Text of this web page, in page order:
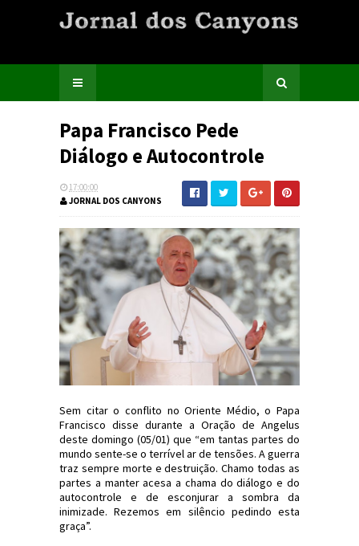
Papa Francisco Pede
Diálogo e Autocontrole
17:00:00
JORNAL DOS CANYONS
Sem citar o conflito no Oriente Médio, o Papa
Francisco disse durante a Oração de Angelus
deste domingo (05/01) que “em tantas partes do
mundo sente-se o terrível ar de tensões. A guerra
traz sempre morte e destruição. Chamo todas as
partes a manter acesa a chama do diálogo e do
autocontrole e de esconjurar a sombra da
inimizade. Rezemos em silêncio pedindo esta
graça”.